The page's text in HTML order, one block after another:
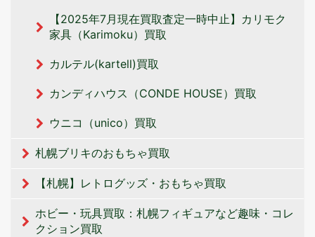
【2025年7月現在買取査定一時中止】カリモク
家具（Karimoku）買取
カルテル(kartell)買取
カンディハウス（CONDE HOUSE）買取
ウニコ（unico）買取
札幌ブリキのおもちゃ買取
【札幌】レトログッズ・おもちゃ買取
ホビー・玩具買取：札幌フィギュアなど趣味・コレ
クション買取